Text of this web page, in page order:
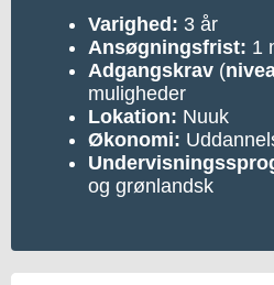
Varighed: 3 år
Ansøgningsfrist: 1
Adgangskrav (
muligheder
Lokation: Nuuk
Økonomi:
og grønlandsk